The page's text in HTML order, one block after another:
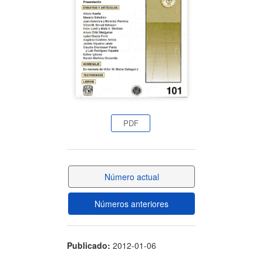
PDF
Número actual
Números anteriores
Publicado: 2012-01-06